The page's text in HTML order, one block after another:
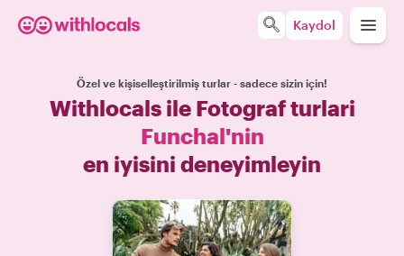
Kaydol
Özel ve kişiselleştirilmiş turlar - sadece sizin için!
Withlocals ile Fotograf turlari
Funchal'nin
en iyisini deneyimleyin